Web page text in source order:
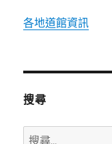
各地道館資訊
搜尋
搜